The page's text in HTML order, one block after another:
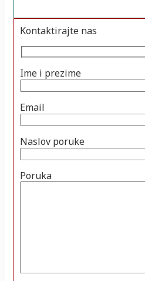
Kontaktirajte nas
Ime i prezime
Email
Naslov poruke
Poruka